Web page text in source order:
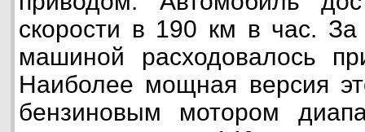
скорости в 190 км в час. За
машиной расходовалось
Наиболее мощная версия
бензиновым мотором